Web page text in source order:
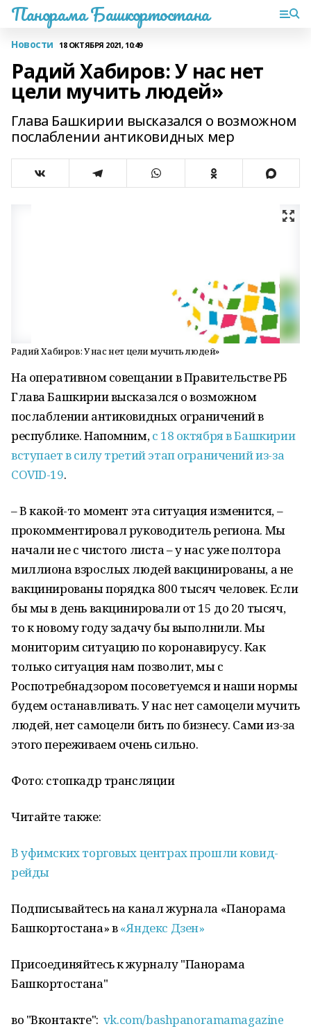
Панорама Башкортостана
Новости 18 ОКТЯБРЯ 2021, 10:49
Радий Хабиров: У нас нет
цели мучить людей»
Глава Башкирии высказался о возможном
послаблении антиковидных мер
Радий Хабиров: У нас нет цели мучить людей»
На оперативном совещании в Правительстве РБ
Глава Башкирии высказался о возможном
послаблении антиковидных ограничений в
республике. Напомним,с 18 октября в Башкирии
вступает в силу третий этап ограничений из-за
COVID-19.
– В какой-то момент эта ситуация изменится, –
прокомментировал руководитель региона. Мы
начали не с чистого листа – у нас уже полтора
миллиона взрослых людей вакцинированы, а не
вакцинированы порядка 800 тысяч человек. Если
бы мы в день вакцинировали от 15 до 20 тысяч,
то к новому году задачу бы выполнили. Мы
мониторим ситуацию по коронавирусу. Как
только ситуация нам позволит, мы с
Роспотребнадзором посоветуемся и наши нормы
будем останавливать. У нас нет самоцели мучить
людей, нет самоцели бить по бизнесу. Сами из-за
этого переживаем очень сильно.
Фото: стопкадр трансляции
Читайте также:
В уфимских торговых центрах прошли ковид-
рейды
Подписывайтесь на канал журнала «Панорама
Башкортостана» в«Яндекс Дзен»
Присоединяйтесь к журналу "Панорама
Башкортостана"
во "Вконтакте": vk.com/bashpanoramamagazine